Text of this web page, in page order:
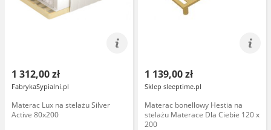
1 312,00 zł
FabrykaSypialni.pl
Materac Lux na stelażu Silver
Active 80x200
1 139,00 zł
Sklep sleeptime.pl
Materac bonellowy Hestia na
stelażu Materace Dla Ciebie 120 x
200